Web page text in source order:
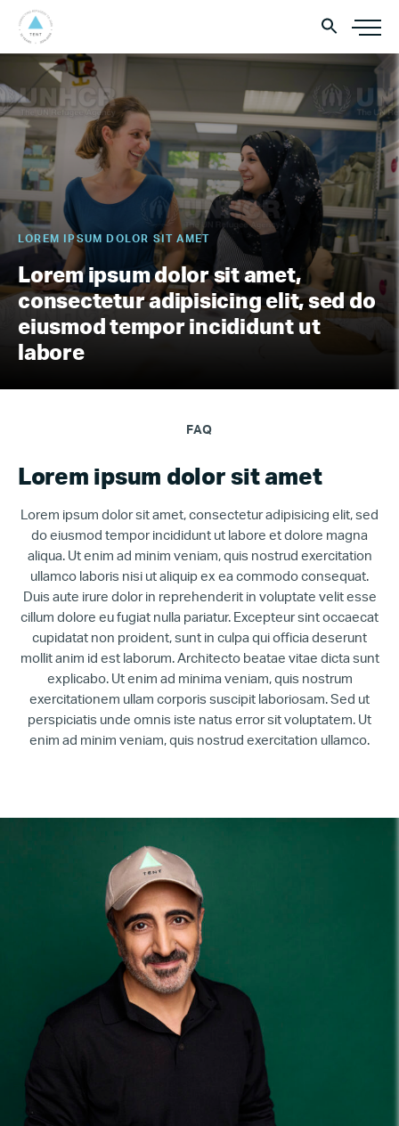
LOREM IPSUM DOLOR SIT AMET
Lorem ipsum dolor sit amet,
consectetur adipisicing elit, sed do
eiusmod tempor incididunt ut
labore
FAQ
Lorem ipsum dolor sit amet
Lorem ipsum dolor sit amet, consectetur adipisicing elit, sed
do eiusmod tempor incididunt ut labore et dolore magna
aliqua. Ut enim ad minim veniam, quis nostrud exercitation
ullamco laboris nisi ut aliquip ex ea commodo consequat.
Duis aute irure dolor in reprehenderit in voluptate velit esse
cillum dolore eu fugiat nulla pariatur. Excepteur sint occaecat
cupidatat non proident, sunt in culpa qui officia deserunt
mollit anim id est laborum. Architecto beatae vitae dicta sunt
explicabo. Ut enim ad minima veniam, quis nostrum
exercitationem ullam corporis suscipit laboriosam. Sed ut
perspiciatis unde omnis iste natus error sit voluptatem. Ut
enim ad minim veniam, quis nostrud exercitation ullamco.